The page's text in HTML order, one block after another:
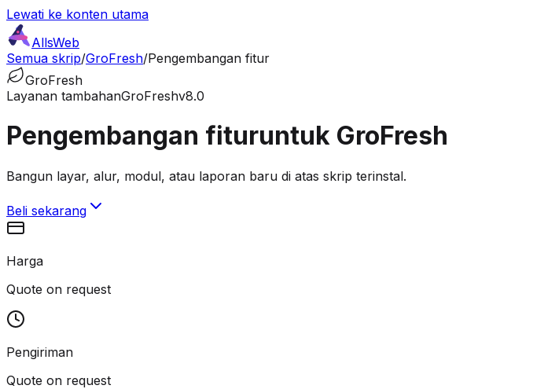
Lewati ke konten utama
AllsWeb
Semua skrip/GroFresh/Pengembangan fitur
GroFresh
Layanan tambahanGroFreshv8.0
Pengembangan fituruntuk GroFresh
Bangun layar, alur, modul, atau laporan baru di atas skrip terinstal.
Beli sekarang
Harga
Quote on request
Pengiriman
Quote on request